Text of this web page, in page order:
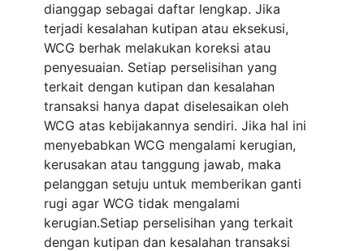
dianggap sebagai daftar lengkap. Jika
terjadi kesalahan kutipan atau eksekusi,
WCG berhak melakukan koreksi atau
penyesuaian. Setiap perselisihan yang
terkait dengan kutipan dan kesalahan
transaksi hanya dapat diselesaikan oleh
WCG atas kebijakannya sendiri. Jika hal ini
menyebabkan WCG mengalami kerugian,
kerusakan atau tanggung jawab, maka
pelanggan setuju untuk memberikan ganti
rugi agar WCG tidak mengalami
kerugian.Setiap perselisihan yang terkait
dengan kutipan dan kesalahan transaksi